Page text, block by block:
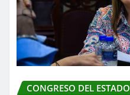
CONGRESO DEL ESTADO